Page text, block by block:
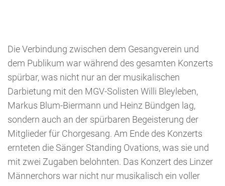
Die Verbindung zwischen dem Gesangverein und
dem Publikum war während des gesamten Konzerts
spürbar, was nicht nur an der musikalischen
Darbietung mit den MGV-Solisten Willi Bleyleben,
Markus Blum-Biermann und Heinz Bündgen lag,
sondern auch an der spürbaren Begeisterung der
Mitglieder für Chorgesang. Am Ende des Konzerts
ernteten die Sänger Standing Ovations, was sie und
mit zwei Zugaben belohnten. Das Konzert des Linzer
Männerchors war nicht nur musikalisch ein voller